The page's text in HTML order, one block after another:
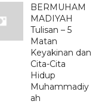
BERMUHAM
MADIYAH
Tulisan – 5
Matan
Keyakinan dan
Cita-Cita
Hidup
Muhammadiy
ah